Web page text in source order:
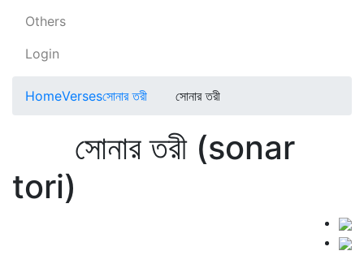
Others
Login
HomeVersesসোনার তরী সোনার তরী
সোনার তরী (sonar
tori)